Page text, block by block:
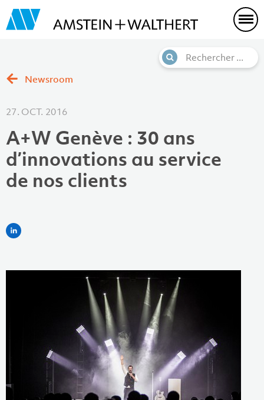
Newsroom
27. OCT. 2016
A+W Genève : 30 ans
d’innovations au service
de nos clients